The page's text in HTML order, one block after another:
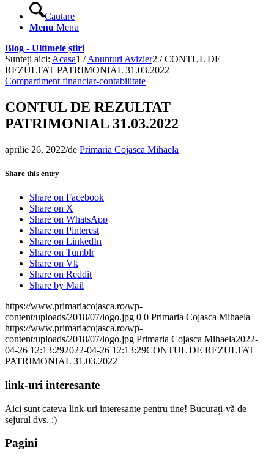
Cautare
Menu Menu
Blog - Ultimele știri
Sunteți aici: Acasa1 / Anunturi Avizier2 / CONTUL DE
REZULTAT PATRIMONIAL 31.03.2022
Compartiment financiar-contabilitate
CONTUL DE REZULTAT
PATRIMONIAL 31.03.2022
aprilie 26, 2022/de Primaria Cojasca Mihaela
Share this entry
Share on Facebook
Share on X
Share on WhatsApp
Share on Pinterest
Share on LinkedIn
Share on Tumblr
Share on Vk
Share on Reddit
Share by Mail
https://www.primariacojasca.ro/wp-
content/uploads/2018/07/logo.jpg 0 0 Primaria Cojasca Mihaela
https://www.primariacojasca.ro/wp-
content/uploads/2018/07/logo.jpg Primaria Cojasca Mihaela2022-
04-26 12:13:292022-04-26 12:13:29CONTUL DE REZULTAT
PATRIMONIAL 31.03.2022
link-uri interesante
Aici sunt cateva link-uri interesante pentru tine! Bucurați-vă de
sejurul dvs. :)
Pagini